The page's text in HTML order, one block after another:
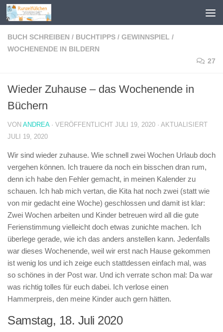
Zum Inhalt springen
BUCH SCHREIBEN / BUCHTIPPS / GEWINNSPIEL /
WOCHENENDE IN BILDERN
27
Wieder Zuhause – das Wochenende in
Büchern
VON ANDREA · VERÖFFENTLICHT JULI 19, 2020 · AKTUALISIERT
JULI 19, 2020
Wir sind wieder zuhause. Wie schnell zwei Wochen Urlaub doch
vergehen können. Ich trauere da noch ein bisschen dran rum,
denn ich habe den Fehler gemacht, in meinen Kalender zu
schauen. Ich hab mich vertan, die Kita hat noch zwei (statt wie
von mir gedacht eine Woche) geschlossen und damit ist klar:
Zwei Wochen arbeiten und Kinder betreuen wird all die gute
Ferienstimmung vielleicht doch etwas zunichte machen. Ich
überlege gerade, wie ich das anders anstellen kann. Jedenfalls
war dieses Wochenende, weil wir erst nach Hause gekommen
ist wenig los und ich zeige euch stattdessen einfach mal, was
so schönes in der Post war. Und ich verrate schon mal: Da war
was richtig tolles für euch dabei. Ich verlose einen
Hammerpreis, den meine Kinder auch gern hätten.
Samstag, 18. Juli 2020